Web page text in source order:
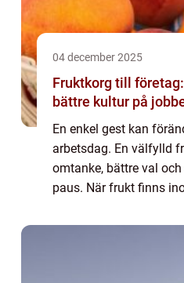
04 december 2025
Fruktkorg till
bättre kultur på
En enkel gest kan
arbetsdag. En välfylld
omtanke, bättre val
paus. När frukt finns